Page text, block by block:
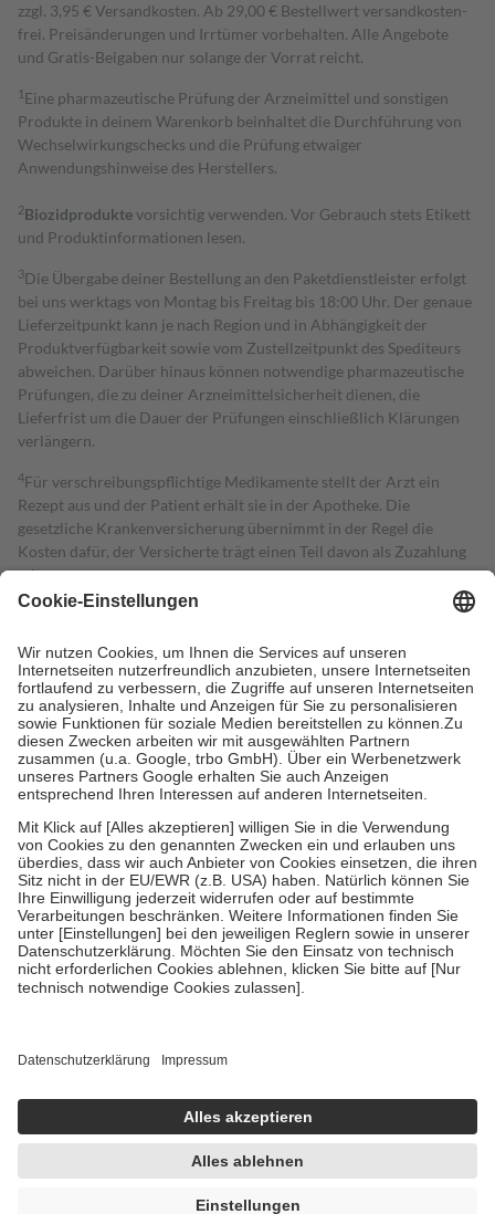
zzgl. 3,95 € Versandkosten. Ab 29,00 € Bestell­wert versand­kosten­
frei. Preisänderungen und Irrtümer vorbehalten. Alle Angebote
und Gratis-Beigaben nur solange der Vorrat reicht.
1 Eine pharmazeutische Prüfung der Arzneimittel und sonstigen
Produkte in deinem Warenkorb beinhaltet die Durchführung von
Wechselwirkungschecks und die Prüfung etwaiger
Anwendungshinweise des Herstellers.
2Biozidproduktevorsichtig verwenden. Vor Gebrauch stets Etikett
und Produktinformationen lesen.
3Die Übergabe deiner Bestellung an den Paketdienstleister erfolgt
bei uns werktags von Montag bis Freitag bis 18:00 Uhr. Der genaue
Lieferzeitpunkt kann je nach Region und in Abhängigkeit der
Produktverfügbarkeit sowie vom Zustellzeitpunkt des Spediteurs
abweichen. Darüber hinaus können notwendige pharmazeutische
Prüfungen, die zu deiner Arzneimittelsicherheit dienen, die
Lieferfrist um die Dauer der Prüfungen einschließlich Klärungen
verlängern.
4Für verschreibungspflichtige Medikamente stellt der Arzt ein
Rezept aus und der Patient erhält sie in der Apotheke. Die
gesetzliche Krankenversicherung übernimmt in der Regel die
Kosten dafür, der Versicherte trägt einen Teil davon als Zuzahlung
mit.
Grundsätzlich leisten Mitglieder Zuzahlungen in Höhe von zehn
höchstens zehn Euro.
Es sind jedoch nie mehr als die tatsächlichen
Kosten der Leistung zu entrichten.
Diese Regeln gelten grundsätzlich auch für Online-Apotheken.
Bei Heilmitteln und häuslicher Krankenpflege beträgt die
Zuzahlung zehn Prozent der Kosten sowie zehn Euro je
Verordnung.
Um das Engagement der Versicherten für ihre eigene Gesundheit zu
stärken und die besondere Stellung der Familie zu unterstützen,
fallenkeine Zuzahlungenan bei:
• Kindern und Jugendlichen bis zum vollendeten 18. Lebensjahr
mit Ausnahme der Fahrkosten
• Untersuchungen zur Vorsorge und Früherkennung, die von der
GKV getragen werden
• empfohlenen Schutzimpfungen
• Harn- und Blutteststreifen
getroffen, um sicherzustellen, dass es sich um echte Bewertungen
https://help.etrusted.com/hc/de/articles/4419944605341
Einige Bilder und Inhalte wurden unter Zuhilfenahme künstlicher